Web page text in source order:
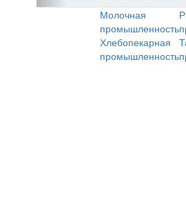
Молочная
промышленность
Хлебопекарная
промышленность